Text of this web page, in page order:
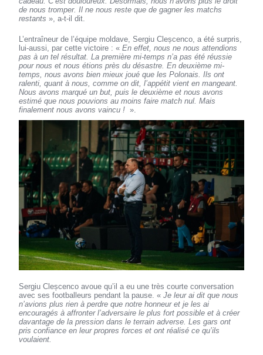
de nous tromper. Il ne nous reste que de gagner les matchs
restants », a-t-il dit.
L’entraîneur de l’équipe moldave, Sergiu Cleșcenco, a été surpris,
lui-aussi, par cette victoire : «En effet, nous ne nous attendions
pas à un tel résultat. La première mi-temps n’a pas été réussie
pour nous et nous étions près du désastre. En deuxième mi-
temps, nous avons bien mieux joué que les Polonais. Ils ont
ralenti, quant à nous, comme on dit, l’appétit vient en mangeant.
Nous avons marqué un but, puis le deuxième et nous avons
estimé que nous pouvions au moins faire match nul. Mais
finalement nous avons vaincu ! ».
Sergiu Cleșcenco avoue qu’il a eu une très courte conversation
avec ses footballeurs pendant la pause. «Je leur ai dit que nous
n’avions plus rien à perdre que notre honneur et je les ai
encouragés à affronter l’adversaire le plus fort possible et à créer
davantage de la pression dans le terrain adverse. Les gars ont
pris confiance en leur propres forces et ont réalisé ce qu’ils
voulaient.